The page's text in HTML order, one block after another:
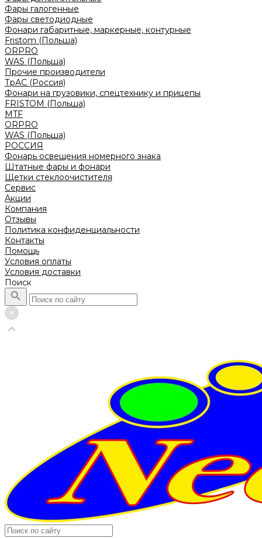
Фары галогенные
Фары светодиодные
Фонари габаритные, маркерные, контурные
Fristom (Польша)
ORPRO
WAS (Польша)
Прочие производители
ТрАС (Россия)
Фонари на грузовики, спецтехнику и прицепы
FRISTOM (Польша)
MTF
ORPRO
WAS (Польша)
РОССИЯ
Фонарь освещения номерного знака
Штатные фары и фонари
Щетки стеклоочистителя
Сервис
Акции
Компания
Отзывы
Политика конфиденциальности
Контакты
Помощь
Условия оплаты
Условия доставки
Поиск